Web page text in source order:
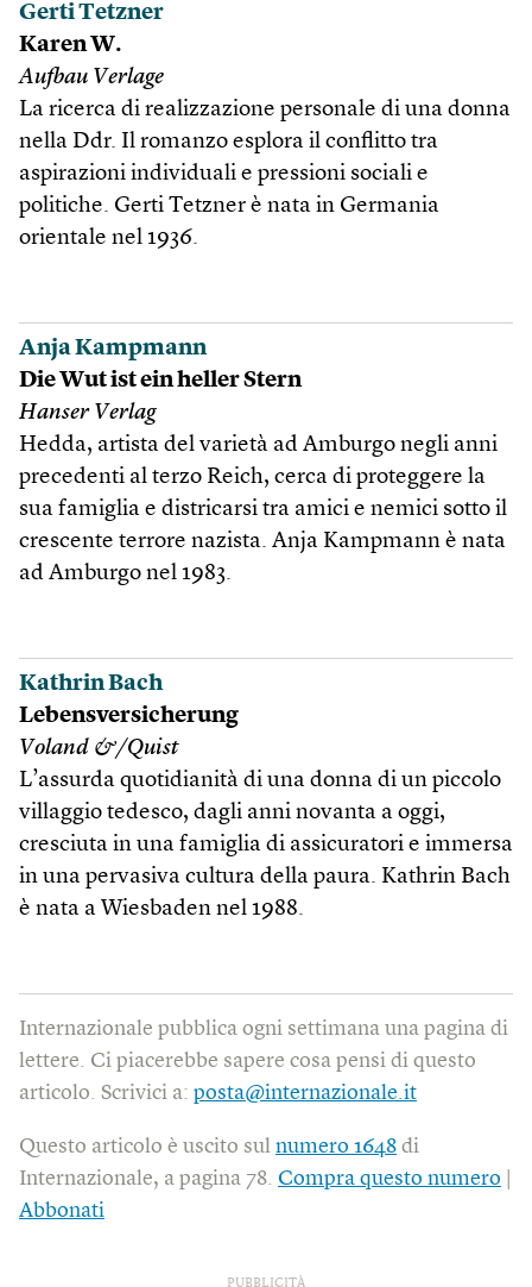
Gerti Tetzner
Karen W.
Aufbau Verlage
La ricerca di realizzazione personale di una donna
nella Ddr. Il romanzo esplora il conflitto tra
aspirazioni individuali e pressioni sociali e
politiche. Gerti Tetzner è nata in Germania
orientale nel 1936.
Anja Kampmann
Die Wut ist ein heller Stern
Hanser Verlag
Hedda, artista del varietà ad Amburgo negli anni
precedenti al terzo Reich, cerca di proteggere la
sua famiglia e districarsi tra amici e nemici sotto il
crescente terrore nazista. Anja Kampmann è nata
ad Amburgo nel 1983.
Kathrin Bach
Lebensversicherung
Voland &/Quist
L’assurda quotidianità di una donna di un piccolo
villaggio tedesco, dagli anni novanta a oggi,
cresciuta in una famiglia di assicuratori e immersa
in una pervasiva cultura della paura. Kathrin Bach
è nata a Wiesbaden nel 1988.
Internazionale pubblica ogni settimana una pagina di
lettere. Ci piacerebbe sapere cosa pensi di questo
articolo. Scrivici a: posta@internazionale.it
Questo articolo è uscito sul numero 1648 di
Internazionale, a pagina 78. Compra questo numero
Abbonati
PUBBLICITÀ